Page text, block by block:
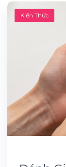
Kiến Thức